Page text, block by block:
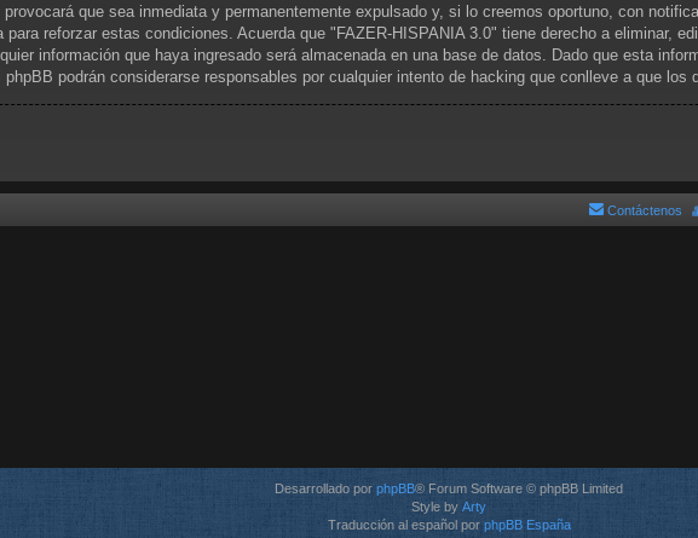
que sea inmediata y permanentemente expulsado y, si lo creemos oportuno, con
reforzar estas condiciones. Acuerda que "FAZER-HISPANIA 3.0" tiene derecho a eliminar,
información que haya ingresado será almacenada en una base de datos. Dado que esta
podrán considerarse responsables por cualquier intento de hacking que conlleve a que los
Contáctenos
Desarrollado por phpBB® Forum Software © phpBB Limited
Style by Arty
Traducción al español por phpBB España